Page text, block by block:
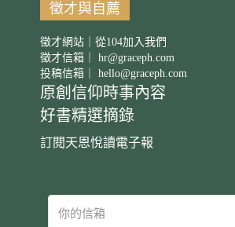
徵才與自薦
徵才網站｜從104加入我們
徵才信箱｜ hr@graceph.com
投稿信箱｜ hello@graceph.com
原創信仰時事內容
好書精選摘錄
訂閱天恩悅讀電子報